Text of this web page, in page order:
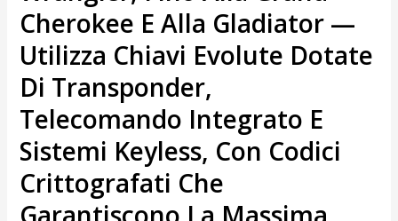
Cherokee E Alla Gladiator —
Utilizza Chiavi Evolute Dotate
Di Transponder,
Telecomando Integrato E
Sistemi Keyless, Con Codici
Crittografati Che